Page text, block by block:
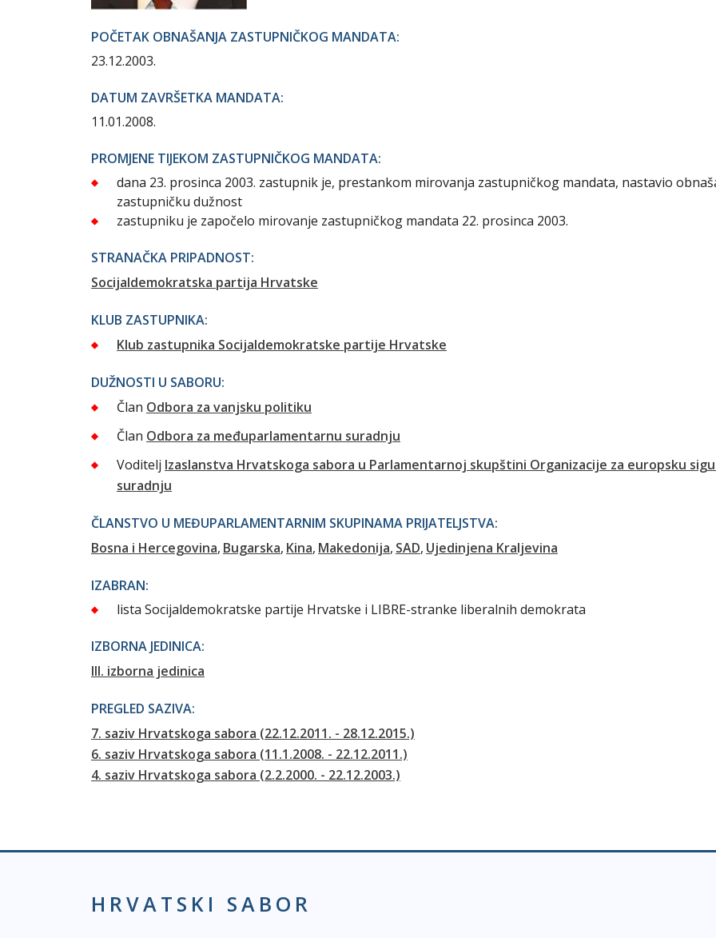
POČETAK OBNAŠANJA ZASTUPNIČKOG MANDATA:
23.12.2003.
DATUM ZAVRŠETKA MANDATA:
11.01.2008.
PROMJENE TIJEKOM ZASTUPNIČKOG MANDATA:
dana 23. prosinca 2003. zastupnik je, prestankom mirovanja zastupničkog mandata, nastavio
zastupničku dužnost
zastupniku je započelo mirovanje zastupničkog mandata 22. prosinca 2003.
STRANAČKA PRIPADNOST:
Socijaldemokratska partija Hrvatske
KLUB ZASTUPNIKA:
Klub zastupnika Socijaldemokratske partije Hrvatske
DUŽNOSTI U SABORU:
Član Odbora za vanjsku politiku
Član Odbora za međuparlamentarnu suradnju
Voditelj Izaslanstva Hrvatskoga sabora u Parlamentarnoj skupštini Organizacije za europsku
suradnju
ČLANSTVO U MEĐUPARLAMENTARNIM SKUPINAMA PRIJATELJSTVA:
Bosna i Hercegovina Bugarska Kina Makedonija SAD Ujedinjena Kraljevina
IZABRAN:
lista Socijaldemokratske partije Hrvatske i LIBRE-stranke liberalnih demokrata
IZBORNA JEDINICA:
III. izborna jedinica
PREGLED SAZIVA:
7. saziv Hrvatskoga sabora (22.12.2011. - 28.12.2015.)
6. saziv Hrvatskoga sabora (11.1.2008. - 22.12.2011.)
4. saziv Hrvatskoga sabora (2.2.2000. - 22.12.2003.)
HRVATSKI SABOR